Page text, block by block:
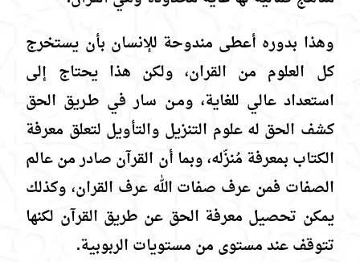
وهذا بدوره أعطى مندوحة للإنسان بأن يستخرج
كل العلوم من القران، ولكن هذا يحتاج إلى
استعداد عالي للغاية، ومـن سار في طـريق الحق
كشف الحق له علوم التنزيل والتأويل لتعلق معرفة
الكتاب بمعرفة مُنزّله، وبما أن القرآن صادر من عالم
الصفات فمن عرف صفات الله عرف القران، وكذلك
يمكن تحصيل معرفة الحق عن طريق القرآن لكنها
تتوقف عند مستوى من مستويات الربوبية.